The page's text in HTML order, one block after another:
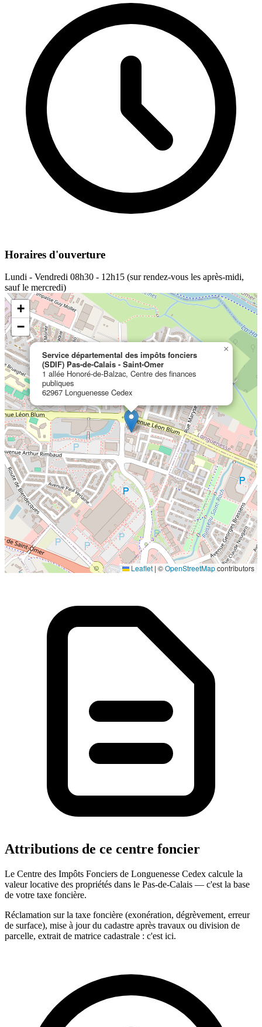
Horaires d'ouverture
Lundi - Vendredi 08h30 - 12h15 (sur rendez-vous les après-midi,
sauf le mercredi)
Localisation en cours...
Service départemental des impôts fonciers
(SDIF) Pas-de-Calais - Saint-Omer
1 allée Honoré-de-Balzac, Centre des finances
publiques
62967 Longuenesse Cedex
×
+
−
Leaflet | ©OpenStreetMapcontributors
Attributions de ce centre foncier
Le Centre des Impôts Fonciers de Longuenesse Cedex calcule la
valeur locative des propriétés dans le Pas-de-Calais — c'est la base
de votre taxe foncière.
Réclamation sur la taxe foncière (exonération, dégrèvement, erreur
de surface), mise à jour du cadastre après travaux ou division de
parcelle, extrait de matrice cadastrale : c'est ici.